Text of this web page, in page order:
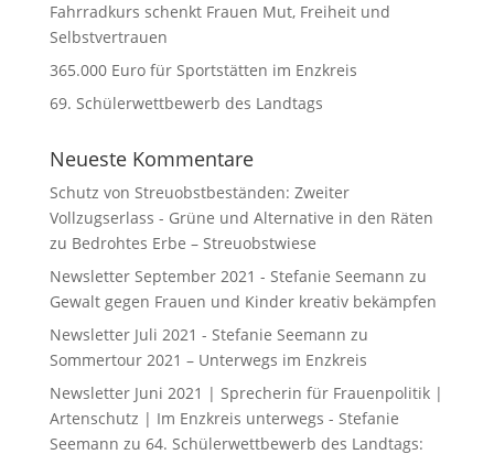
Fahrradkurs schenkt Frauen Mut, Freiheit und
Selbstvertrauen
365.000 Euro für Sportstätten im Enzkreis
69. Schülerwettbewerb des Landtags
Neueste Kommentare
Schutz von Streuobstbeständen: Zweiter
Vollzugserlass - Grüne und Alternative in den Räten
zu Bedrohtes Erbe – Streuobstwiese
Newsletter September 2021 - Stefanie Seemann zu
Gewalt gegen Frauen und Kinder kreativ bekämpfen
Newsletter Juli 2021 - Stefanie Seemann zu
Sommertour 2021 – Unterwegs im Enzkreis
Newsletter Juni 2021 | Sprecherin für Frauenpolitik |
Artenschutz | Im Enzkreis unterwegs - Stefanie
Seemann zu 64. Schülerwettbewerb des Landtags: